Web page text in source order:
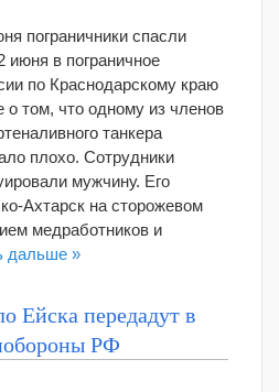
пограничники спасли
июня в пограничное
по Краснодарскому краю
о том, что одному из членов
танкера
плохо. Сотрудники
мужчину. Его
Ахтарск на сторожевом
медработников и
дальше »
Ейска передадут в
РФ